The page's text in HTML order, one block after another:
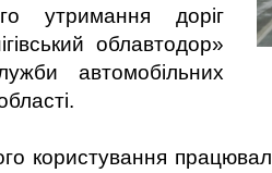
утримання доріг
облавтодор»
автомобільних
користування